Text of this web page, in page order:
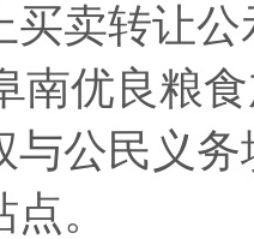
买卖转让
南优良粮
与公民义
。